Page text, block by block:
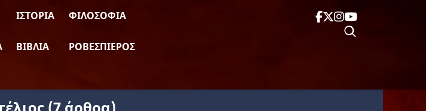
ΙΣΤΟΡΊΑ ΦΙΛΟΣΟΦΊΑ
ΒΙΒΛΊΑ ΡΟΒΕΣΠΙΈΡΟΣ